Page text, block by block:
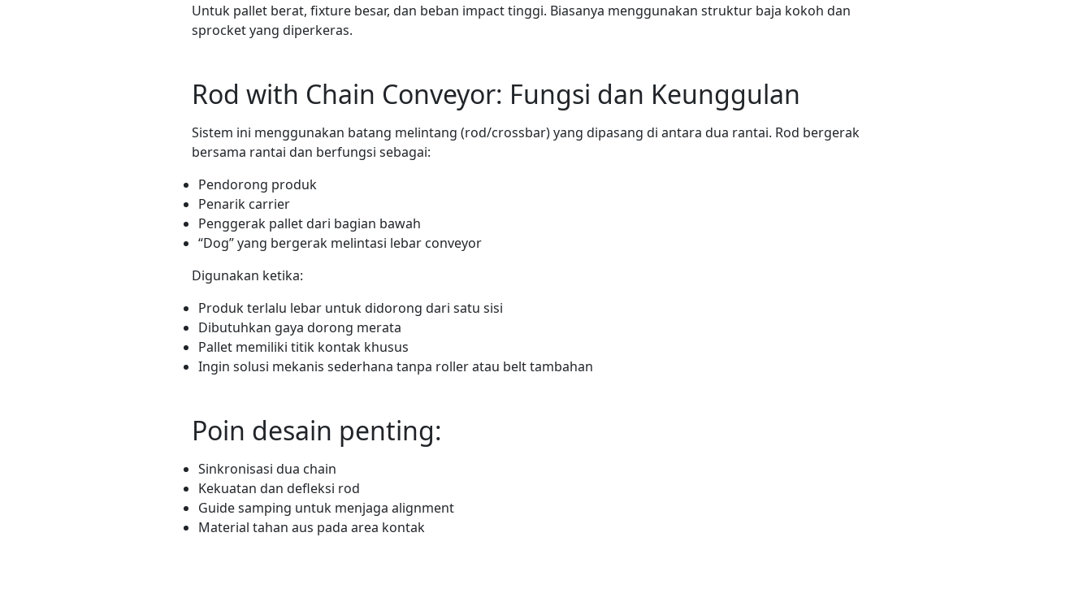
Untuk pallet berat, fixture besar, dan beban impact tinggi. Biasanya menggunakan struktur baja kokoh dan
sprocket yang diperkeras.
Rod with Chain Conveyor: Fungsi dan Keunggulan
Sistem ini menggunakan batang melintang (rod/crossbar) yang dipasang di antara dua rantai. Rod bergerak
bersama rantai dan berfungsi sebagai:
Pendorong produk
Penarik carrier
Penggerak pallet dari bagian bawah
“Dog” yang bergerak melintasi lebar conveyor
Digunakan ketika:
Produk terlalu lebar untuk didorong dari satu sisi
Dibutuhkan gaya dorong merata
Pallet memiliki titik kontak khusus
Ingin solusi mekanis sederhana tanpa roller atau belt tambahan
Poin desain penting:
Sinkronisasi dua chain
Kekuatan dan defleksi rod
Guide samping untuk menjaga alignment
Material tahan aus pada area kontak